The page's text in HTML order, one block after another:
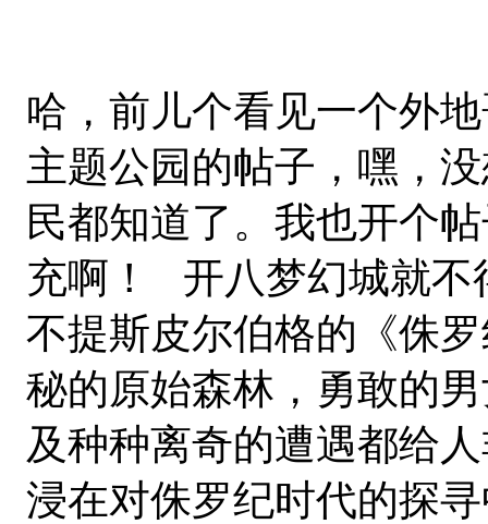
哈，前儿个看见一个外
主题公园的帖子，嘿，
民都知道了。我也开个
充啊！ 开八梦幻城就不
不提斯皮尔伯格的《侏
秘的原始森林，勇敢的
及种种离奇的遭遇都给
浸在对侏罗纪时代的探